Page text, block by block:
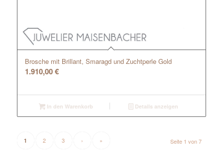
Brosche mit Brillant, Smaragd und Zuchtperle Gold
1.910,00€
In den Warenkorb Details anzeigen
Seite 1 von 7
1 2 3 › »